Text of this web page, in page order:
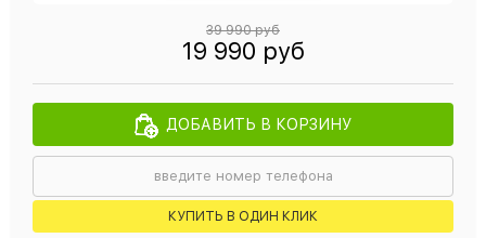
39 990 руб
19 990 руб
ДОБАВИТЬ В КОРЗИНУ
КУПИТЬ В ОДИН КЛИК